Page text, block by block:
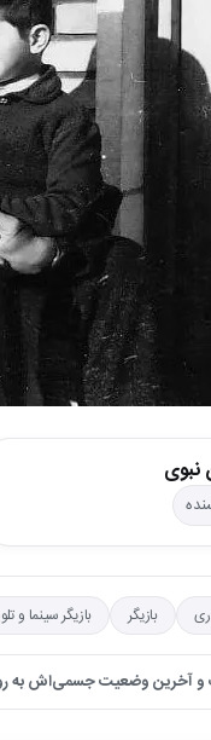
نبوی
بازیگر بازیگر سینما و
آخرین وضعیت‌ جسمی‌اش به